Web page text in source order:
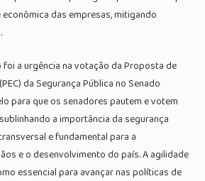
das empresas, mitigando
a urgência na votação da Proposta de
da Segurança Pública no Senado
para que os senadores pautem e votem
a importância da segurança
e fundamental para a
e o desenvolvimento do país. A agilidade
essencial para avançar nas políticas de